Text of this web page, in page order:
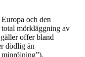
och den
mörkläggning av
gäller offer bland
dödlig än